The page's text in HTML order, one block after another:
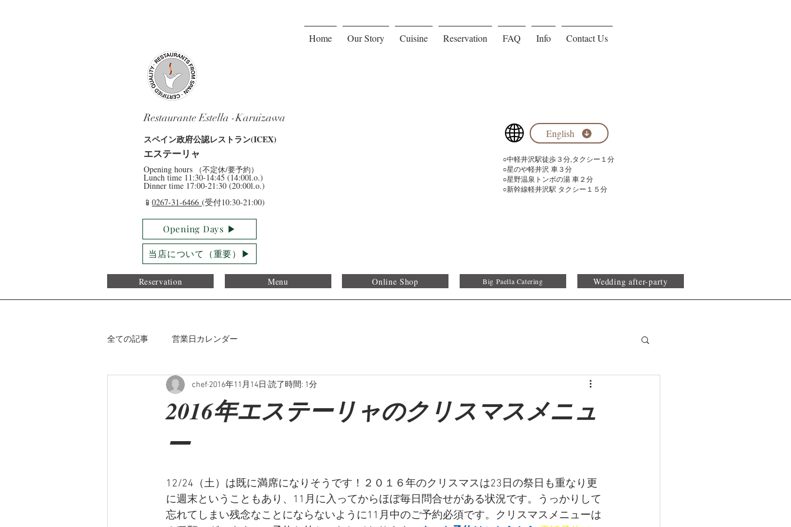
Home Our Story Cuisine Reservation FAQ Info Contact Us
Restaurante Estella -Karuizawa
​スペイン政府公認レストラン(ICEX)
​エステーリャ
​Opening hours （不定休/要予約）
​Lunch time 11:30-14:45 (14:00l.o.)
Dinner time 17:00-21:30 (20:00l.o.)
​📱 0267-31-6466 (受付10:30-21:00)
English
​○中軽井沢駅徒歩３分,タクシー１分
○星のや軽井沢 車３分
○星野温泉トンボの湯 車２分
○新幹線軽井沢駅 タクシー１５分
Opening Days ▶︎
当店について（重要）▶︎
Reservation Menu Online Shop Big Paella Catering Wedding after-party
全ての記事 営業日カレンダー
2016年エステーリャのクリスマスメニュ
ー
chef 2016年11月14日 読了時間: 1分
12/24（土）は既に満席になりそうです！２０１６年のクリスマスは23日の祭日も重なり更
に週末ということもあり、11月に入ってからほぼ毎日問合せがある状況です。うっかりして
忘れてしまい残念なことにならないように11月中のご予約必須です。クリスマスメニューは